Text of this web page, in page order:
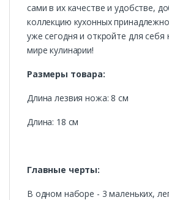
сами в их качестве и удобстве,
коллекцию кухонных
уже сегодня и откройте для
мире кулинарии!
Размеры товара:
Длина лезвия ножа: 8 см
Длина: 18 см
Главные черты:
В одном наборе - 3 маленьких,